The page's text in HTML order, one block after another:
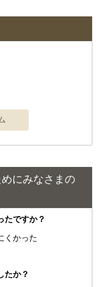
にみなさまの
たですか？
くかった
たか？